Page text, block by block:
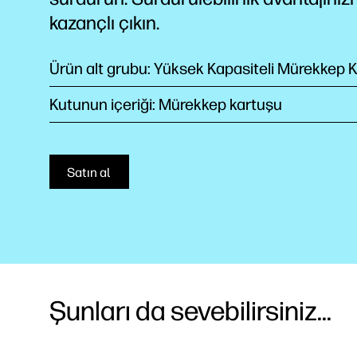
kazançlı çıkın.
Ürün alt grubu: Yüksek Kapasiteli Mürekkep
Kutunun içeriği: Mürekkep kartuşu
Satın al
Şunları da sevebilirsiniz...